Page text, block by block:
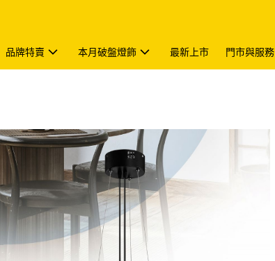
品牌特賣 本月破盤燈飾 最新上市 門市與服務